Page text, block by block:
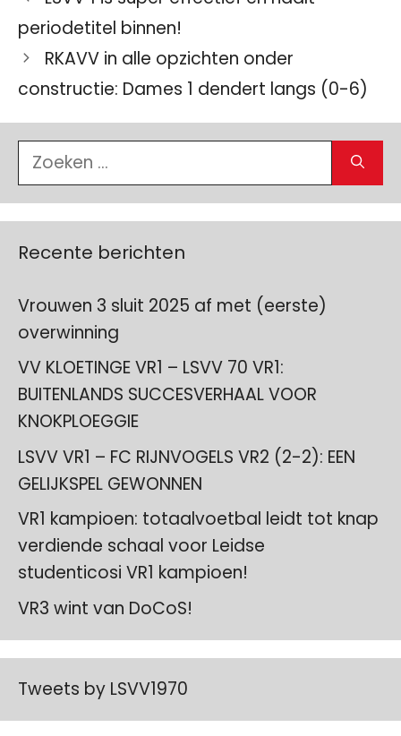
periodetitel binnen!
RKAVV in alle opzichten onder
constructie: Dames 1 dendert langs (0-6)
Zoek
naar:
Recente berichten
Vrouwen 3 sluit 2025 af met (eerste)
overwinning
VV KLOETINGE VR1 – LSVV 70 VR1:
BUITENLANDS SUCCESVERHAAL VOOR
KNOKPLOEGGIE
LSVV VR1 – FC RIJNVOGELS VR2 (2-2): EEN
GELIJKSPEL GEWONNEN
VR1 kampioen: totaalvoetbal leidt tot knap
verdiende schaal voor Leidse
studenticosi VR1 kampioen!
VR3 wint van DoCoS!
Tweets by LSVV1970